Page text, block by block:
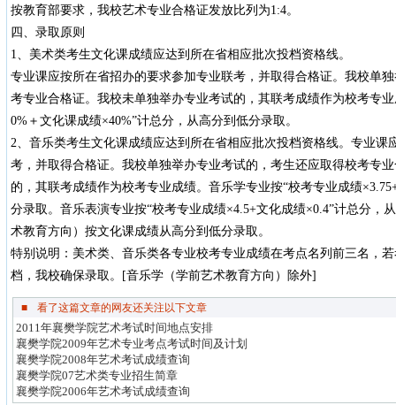
按教育部要求，我校艺术专业合格证发放比列为1:4。
四、录取原则
1、美术类考生文化课成绩应达到所在省相应批次投档资格线。
专业课应按所在省招办的要求参加专业联考，并取得合格证。我校单
考专业合格证。我校未单独举办专业考试的，其联考成绩作为校考专
0%＋文化课成绩×40%”计总分，从高分到低分录取。
2、音乐类考生文化课成绩应达到所在省相应批次投档资格线。专业课
考，并取得合格证。我校单独举办专业考试的，考生还应取得校考专
的，其联考成绩作为校考专业成绩。音乐学专业按“校考专业成绩
分录取。音乐表演专业按“校考专业成绩×4.5+文化成绩×0.4”计总分，
术教育方向）按文化课成绩从高分到低分录取。
特别说明：美术类、音乐类各专业校考专业成绩在考点名列前三名，
档，我校确保录取。[音乐学（学前艺术教育方向）除外]
■ 看了这篇文章的网友还关注以下文章
2011年襄樊学院艺术考试时间地点安排
襄樊学院2009年艺术专业考点考试时间及计划
襄樊学院2008年艺术考试成绩查询
襄樊学院07艺术类专业招生简章
襄樊学院2006年艺术考试成绩查询